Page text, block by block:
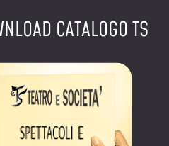
CATALOGO TS